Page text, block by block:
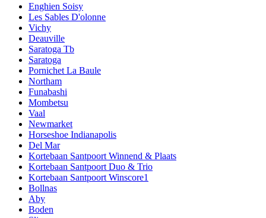
Enghien Soisy
Les Sables D'olonne
Vichy
Deauville
Saratoga Tb
Saratoga
Pornichet La Baule
Northam
Funabashi
Mombetsu
Vaal
Newmarket
Horseshoe Indianapolis
Del Mar
Kortebaan Santpoort Winnend & Plaats
Kortebaan Santpoort Duo & Trio
Kortebaan Santpoort Winscore1
Bollnas
Aby
Boden